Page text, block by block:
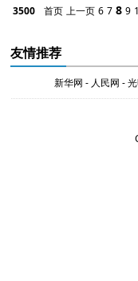
3500 首页 上一页 6 7 8 9
友情推荐
新华网 - 人民网 -